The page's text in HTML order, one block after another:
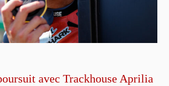
avec Trackhouse Aprilia